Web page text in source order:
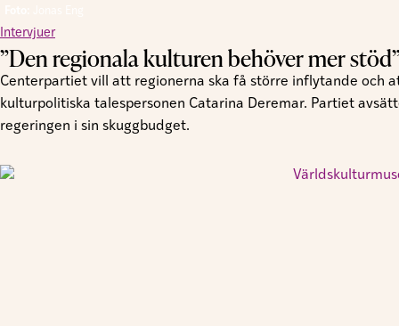
Intervjuer
”Den regionala kulturen behöver mer
Centerpartiet vill att regionerna ska få större inflytande och
kulturpolitiska talespersonen Catarina Deremar. Partiet
regeringen i sin skuggbudget.